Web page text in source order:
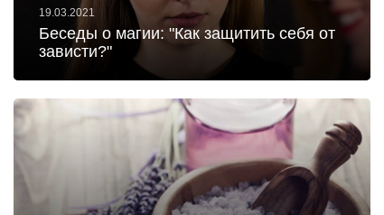
19.03.2021
Беседы о магии: "Как защитить себя от
зависти?"